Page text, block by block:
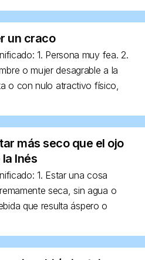
un craco
1. Persona muy fea. 2.
o mujer desagrable a la
o con nulo atractivo físico,
más seco que el ojo
la Inés
1. Estar una cosa
seca, sin agua o
que resulta áspero o